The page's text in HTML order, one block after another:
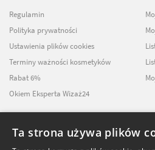
Regulamin
Polityka prywatności
Ustawienia plików cookies
Terminy ważności kosmetyków
Rabat 6%
Okiem Eksperta Wizaż24
NEWSLETTER
Ta strona używa plików